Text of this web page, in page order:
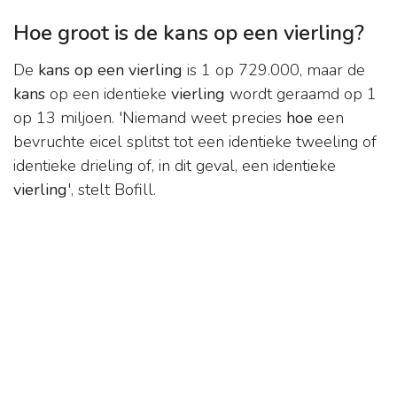
Hoe groot is de kans op een vierling?
De kans op een vierling is 1 op 729.000, maar de
kans op een identieke vierling wordt geraamd op 1
op 13 miljoen. 'Niemand weet precies hoe een
bevruchte eicel splitst tot een identieke tweeling of
identieke drieling of, in dit geval, een identieke
vierling', stelt Bofill.